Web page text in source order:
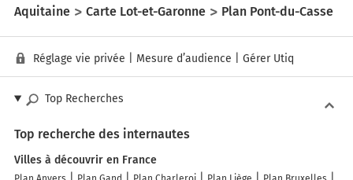
Aquitaine
Carte Lot-et-Garonne Plan Pont-du-Casse
Réglage vie privée Mesure d’audience Gérer Utiq
Top Recherches
Top recherche des internautes
Villes à découvrir en France